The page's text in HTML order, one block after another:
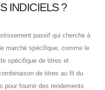
INDICIELS ?
passif qui cherche à
marché spécifique, comme le
spécifique de titres et
de titres au fil du
pour fournir des rendements